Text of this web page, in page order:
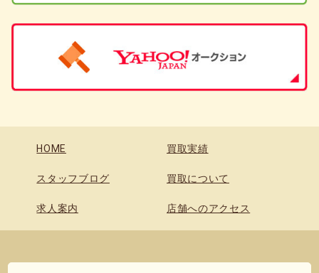
HOME 買取実績
スタッフブログ 買取について
求人案内 店舗へのアクセス